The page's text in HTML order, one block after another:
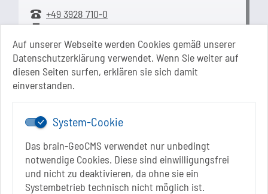
Auf unserer Webseite werden Cookies gemäß unserer
Datenschutzerklärung verwendet. Wenn Sie weiter auf
diesen Seiten surfen, erklären sie sich damit
einverstanden.
System-Cookie
Das brain-GeoCMS verwendet nur unbedingt
notwendige Cookies. Diese sind einwilligungsfrei
und nicht zu deaktivieren, da ohne sie ein
Systembetrieb technisch nicht möglich ist.
+49 3928 710-0
+49 3928 710-199
stadt.sbk[at]schoenebeck-elbe.de
www.schoenebeck.de
Mo.: 13 Uhr - 15 Uhr
Di.: 9 Uhr - 11.30 Uhr
13 Uhr - 18 Uhr
Do.: 9 Uhr - 11.30 Uhr
Fr.: nach Vereinbarung